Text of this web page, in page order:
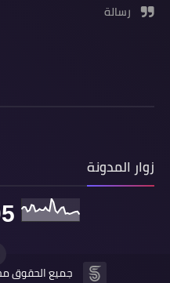
رسالة
زوار المدونة
جميع الحقوق